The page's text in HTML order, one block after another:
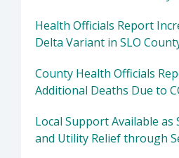
Health Officials Report
Delta Variant in SLO
County Health Officials
Additional Deaths Due to
Local Support Available as
and Utility Relief through